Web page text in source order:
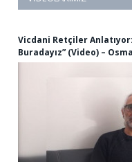
Vicdani Retçiler
Buradayız” (Video) –